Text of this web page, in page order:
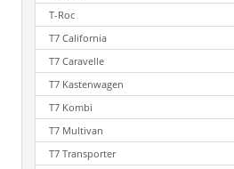
T-Roc
T7 California
T7 Caravelle
T7 Kastenwagen
T7 Kombi
T7 Multivan
T7 Transporter